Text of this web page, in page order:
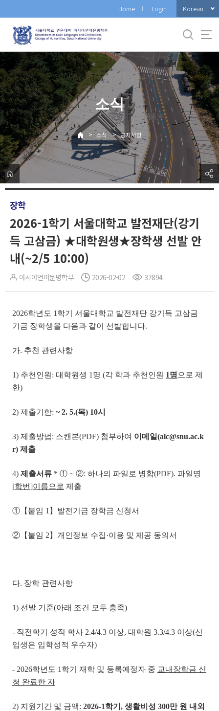
로
메
뉴
Home Login Korean
소식
> 소식 > 공지사항
장학
2026-1학기 서울대학교 발전재단(강기
득 고삼금) ★대학원생★장학생 선발 안
내(~2/5 10:00)
아시아언어문명학부 2026-02-02 37894
2026학년도 1학기 서울대학교 발전재단 강기득 고삼금
기금 장학생을 다음과 같이 선발합니다.
가. 추천 관련사항
1) 추천인원: 대학원생 1명 (각 학과 추천인원 1명으로 제
한)
2) 제출기한: ~ 2. 5.(목) 10시
3) 제출방법: 스캔본(PDF) 첨부하여 이메일(alc@snu.ac.k
r) 제출
4) 제출서류 * ① ~ ②: 하나의 파일로 병합(PDF). 파일명
[학번]이름으로 제출
①【붙임 1】발전기금 장학금 신청서
②【붙임 2】개인정보 수집·이용 및 제공 동의서
다. 장학 관련사항
1) 선발 기준(아래 조건 모두 충족)
- 직전학기 성적 학사 2.4/4.3 이상, 대학원 3.3/4.3 이상(신
입생은 입학성적 우수자)
- 2026학년도 1학기 재학 및 등록예정자 중 교내장학금 신
청 완료한 자
2) 지원기간 및 금액: 2026-1학기 , 생활비성 300만 원 내외